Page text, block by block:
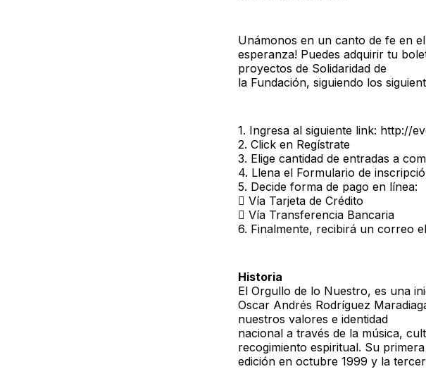
Unámonos en un canto de fe en
esperanza! Puedes adquirir tu
proyectos de Solidaridad de
la Fundación, siguiendo los
1. Ingresa al siguiente link: http://
2. Click en Regístrate
3. Elige cantidad de entradas a
4. Llena el Formulario de
5. Decide forma de pago en línea:
 Vía Tarjeta de Crédito
 Vía Transferencia Bancaria
6. Finalmente, recibirá un correo
Historia
El Orgullo de lo Nuestro, es una
Oscar Andrés Rodríguez
nuestros valores e identidad
nacional a través de la música,
recogimiento espiritual. Su
edición en octubre 1999 y la